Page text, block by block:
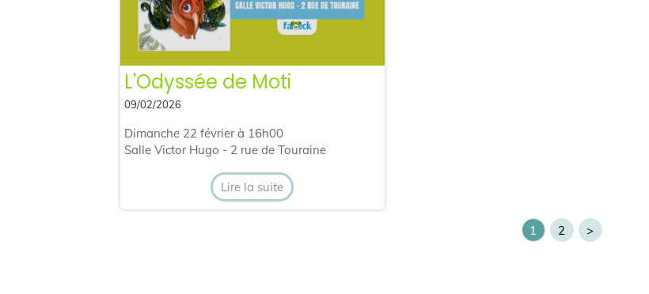
L'Odyssée de Moti
09/02/2026
Dimanche 22 février à 16h00
Salle Victor Hugo - 2 rue de Touraine
Lire la suite
1 2 >